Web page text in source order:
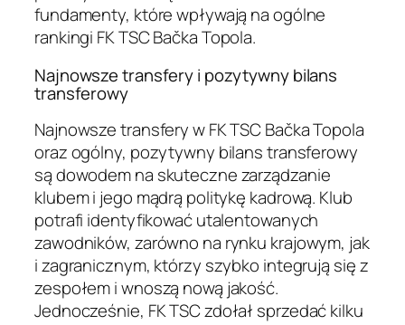
fundamenty, które wpływają na ogólne
rankingi FK TSC Bačka Topola.
Najnowsze transfery i pozytywny bilans
transferowy
Najnowsze transfery w FK TSC Bačka Topola
oraz ogólny, pozytywny bilans transferowy
są dowodem na skuteczne zarządzanie
klubem i jego mądrą politykę kadrową. Klub
potrafi identyfikować utalentowanych
zawodników, zarówno na rynku krajowym, jak
i zagranicznym, którzy szybko integrują się z
zespołem i wnoszą nową jakość.
Jednocześnie, FK TSC zdołał sprzedać kilku